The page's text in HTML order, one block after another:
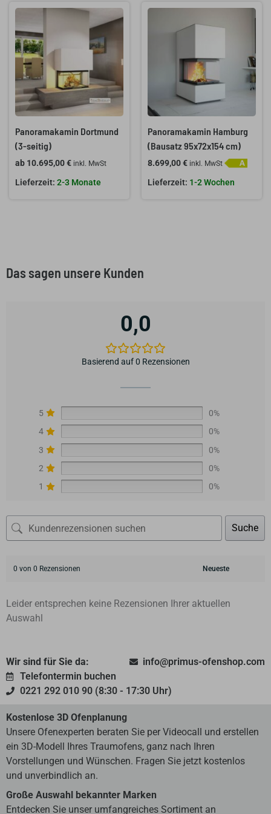
Panoramakamin Dortmund
(3-seitig)
ab 10.695,00€ inkl. MwSt
2-3 Monate
Panoramakamin Hamburg
(Bausatz 95x72x154 cm)
8.699,00€ inkl. MwSt
1-2 Wochen
Das sagen unsere Kunden
0,0
Basierend auf 0 Rezensionen
5
0%
4
0%
3
0%
2
0%
1
0%
Suche
0 von 0 Rezensionen
Leider entsprechen keine Rezensionen Ihrer aktuellen
Auswahl
Wir sind für Sie da:
info@primus-ofenshop.com
Telefontermin buchen
0221 292 010 90 (8:30 - 17:30 Uhr)
Kostenlose 3D Ofenplanung
Unsere Ofenexperten beraten Sie per Videocall und erstellen
ein 3D-Modell Ihres Traumofens, ganz nach Ihren
Vorstellungen und Wünschen. Fragen Sie jetzt kostenlos
und unverbindlich an.
Große Auswahl bekannter Marken
Entdecken Sie unser umfangreiches Sortiment an